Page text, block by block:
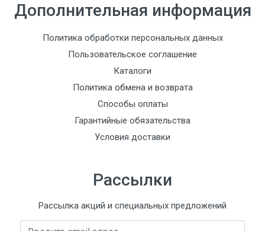
Дополнительная информация
Политика обработки персональных данных
Пользовательское соглашение
Каталоги
Политика обмена и возврата
Способы оплаты
Гарантийные обязательства
Условия доставки
Рассылки
Рассылка акций и специальных предложений